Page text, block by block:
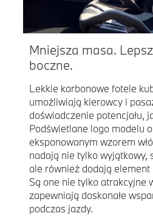
Mniejsza masa.
boczne.
Lekkie karbonowe fotele
umożliwiają kierowcy i
doświadczenie potencjału,
Podświetlane logo modelu
eksponowanym wzorem
nadają nie tylko wyjątkowy,
ale również dodają
Są one nie tylko atrakcyjne
zapewniają doskonałe
podczas jazdy.